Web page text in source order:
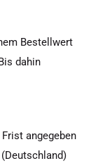
hinausgeht.
Revolution
- Custom
Bestellwert
dahin
angegeben